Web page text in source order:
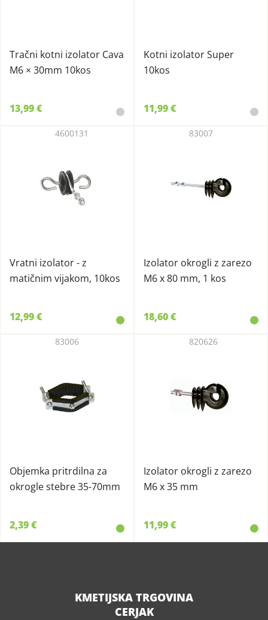
Tračni kotni izolator Cava
M6 × 30mm 10kos
13,99 €
Kotni izolator Super
10kos
11,99 €
Vratni izolator - z
matičnim vijakom, 10kos
4600131
12,99 €
Izolator okrogli z zarezo
M6 x 80 mm, 1 kos
83007
18,60 €
Objemka pritrdilna za
okrogle stebre 35-70mm
83006
2,39 €
Izolator okrogli z zarezo
M6 x 35 mm
820626
11,99 €
KMETIJSKA TRGOVINA
CERJAK